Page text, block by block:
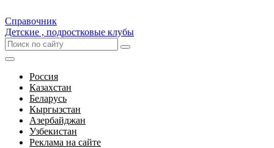
Справочник
Детские , подростковые клубы
Россия
Казахстан
Беларусь
Кыргызстан
Азербайджан
Узбекистан
Реклама на сайте